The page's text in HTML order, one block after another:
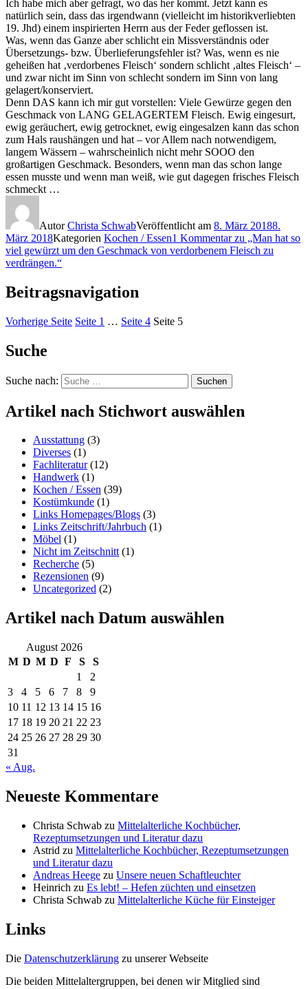
Ich habe mich aber gefragt, wo das her kommt. Jetzt kann es
natürlich sein, dass das irgendwann (vielleicht im historikverliebten
19. Jhd) einem inspirierten Herrn aus der Feder geflossen ist.
Was, wenn das Ganze aber schlicht ein Missverständnis oder
Übersetzungs- bzw. Überlieferungsfehler ist? Was, wenn es nie
geheißen hat ‚verdorbenes Fleisch‘ sondern schlicht ‚altes Fleisch‘ –
und zwar nicht im Sinn von schlecht sondern im Sinn von lang
gelagert/konserviert.
Denn DAS kann ich mir gut vorstellen: Viele Gewürze gegen den
Geschmack von LANG GELAGERTEM Fleisch. Ewig eingesurt,
ewig geräuchert, ewig getrocknet, ewig eingesalzen kann das schon
zum Hals raushängen und hat – vor Allem nach notwendigem,
langem Wässern – wahrscheinlich nicht mehr SOOO den
großartigen Geschmack. Besonders, wenn man das schon lange
essen musste und wenn man weiß, wie gut dagegen frisches Fleisch
schmeckt …
AutorChrista SchwabVeröffentlicht am 8. März 20188.
März 2018Kategorien Kochen / Essen1 Kommentarzu „Man hat so
viel gewürzt um den Geschmack von verdorbenem Fleisch zu
verdrängen.“
Beitragsnavigation
Vorherige Seite Seite 1 … Seite 4 Seite 5
Suche
Suche nach: Suchen
Artikel nach Stichwort auswählen
Ausstattung (3)
Diverses (1)
Fachliteratur(12)
Handwerk (1)
Kochen / Essen (39)
Kostümkunde (1)
Links Homepages/Blogs (3)
Links Zeitschrift/Jahrbuch (1)
Möbel (1)
Nicht im Zeitschnitt(1)
Recherche (5)
Rezensionen (9)
Uncategorized (2)
Artikel nach Datum auswählen
August 2026
M D M D F S
S
1
2
3
4 5 6 7 8
9
10 11 12 13 14 15 16
17 18 19 20 21 22 23
24 25 26 27 28 29 30
31
« Aug.
Neueste Kommentare
Christa Schwab zu Mittelalterliche Kochbücher,
Rezeptumsetzungen und Literatur dazu
Astrid zu Mittelalterliche Kochbücher, Rezeptumsetzungen
und Literatur dazu
Andreas Heege zu Unsere neuen Schaftleuchter
Heinrich zu Es lebt! – Hefen züchten und einsetzen
Christa Schwab zu Mittelalterliche Küche für Einsteiger
Links
Die Datenschutzerklärung zu unserer Webseite
Die beiden Mittelaltergruppen, bei denen wir Mitglied sind